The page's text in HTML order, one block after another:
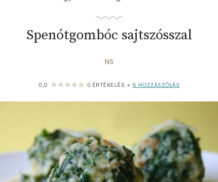
Spenótgombóc sajtszósszal
NS
0,0 0 ÉRTÉKELÉS • 5 HOZZÁSZÓLÁS